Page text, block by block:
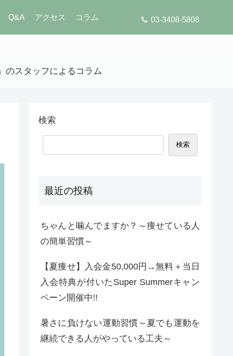
03-3408-5808
Q&A アクセス コラム
のスタッフによるコラム
検索
検索
最近の投稿
ちゃんと噛んでますか？～痩せている人
の簡単習慣～
【夏痩せ】入会金50,000円→無料＋当日
入会特典が付いたSuper Summerキャン
ペーン開催中!!
暑さに負けない運動習慣～夏でも運動を
継続できる人がやっている工夫～